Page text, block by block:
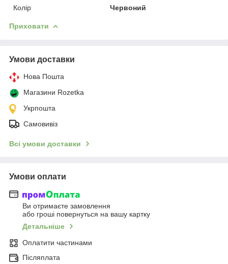
Колір
Червоний
Приховати
Умови доставки
Нова Пошта
Магазини Rozetka
Укрпошта
Самовивіз
Всі умови доставки
Умови оплати
Ви отримаєте замовлення
або гроші повернуться на вашу картку
Детальніше
Оплатити частинами
Післяплата